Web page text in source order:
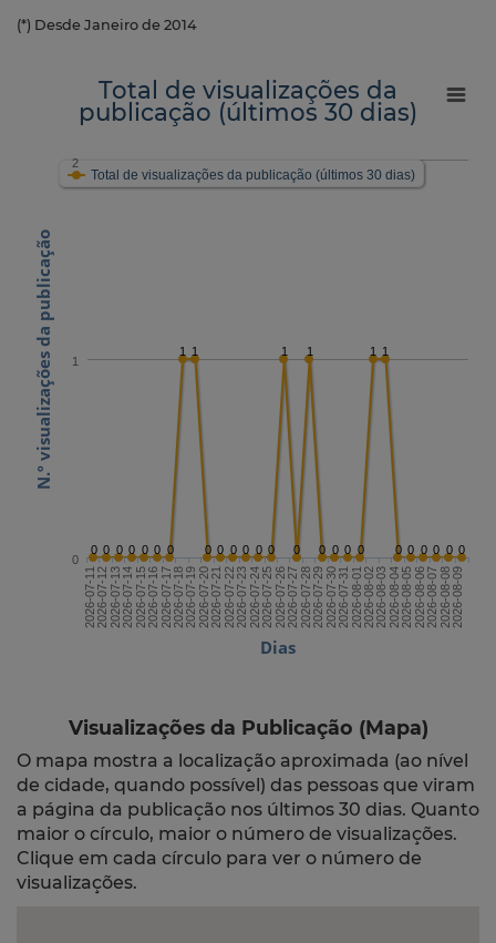
(*) Desde Janeiro de 2014
Dias
N.º visualizações da publicação
Total de visualizações da
publicação (últimos 30 dias)
0 0 0 0 0 0 0
1 1
0 0 0 0 0 0
1
0
1
0 0 0 0
1 1
0 0 0 0 0 0
Total de visualizações da publicação (últimos 30 dias)
2026-07-112026-07-122026-07-132026-07-142026-07-152026-07-162026-07-172026-07-182026-07-192026-07-202026-07-212026-07-222026-07-232026-07-242026-07-252026-07-262026-07-272026-07-282026-07-292026-07-302026-07-312026-08-012026-08-022026-08-032026-08-042026-08-052026-08-062026-08-072026-08-082026-08-09
0
1
2
Visualizações da Publicação (Mapa)
O mapa mostra a localização aproximada (ao nível
de cidade, quando possível) das pessoas que viram
a página da publicação nos últimos 30 dias. Quanto
maior o círculo, maior o número de visualizações.
Clique em cada círculo para ver o número de
visualizações.